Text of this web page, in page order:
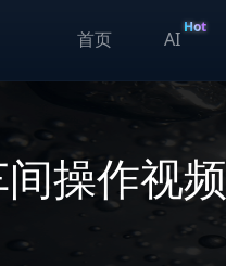
首页 AI
Hot
操作视频